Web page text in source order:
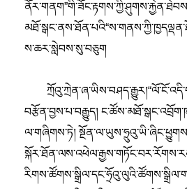
ས་ཆར་སླེབས་སུ་བཅུག
བརྩོན་བྱས་པ་བརྒྱུད།
ལ་གཞིགས་ཏེ།